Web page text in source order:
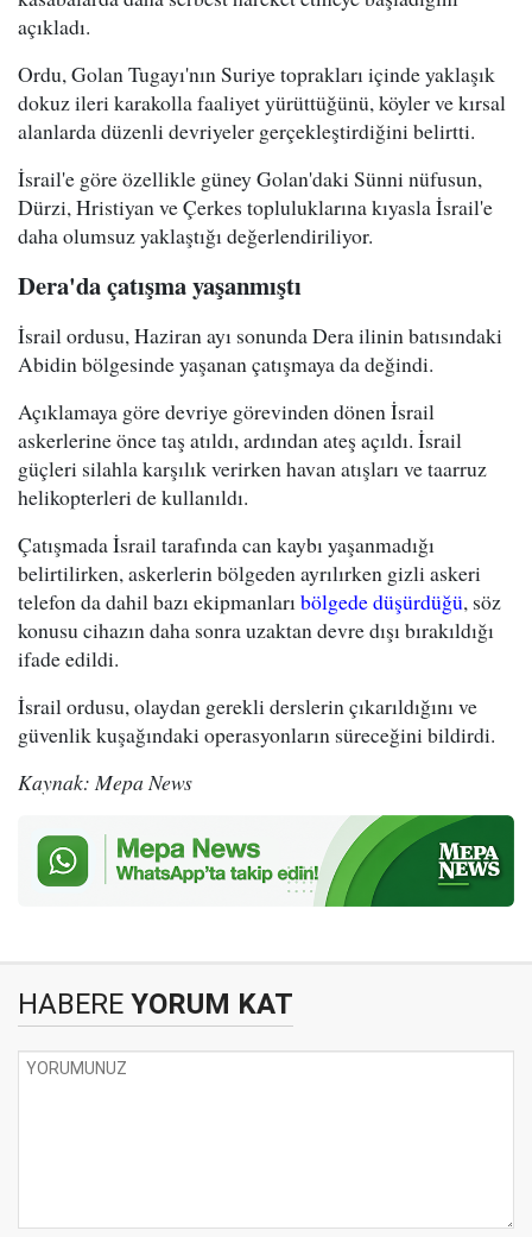
açıkladı.
Ordu, Golan Tugayı'nın Suriye toprakları içinde yaklaşık
dokuz ileri karakolla faaliyet yürüttüğünü, köyler ve kırsal
alanlarda düzenli devriyeler gerçekleştirdiğini belirtti.
İsrail'e göre özellikle güney Golan'daki Sünni nüfusun,
Dürzi, Hristiyan ve Çerkes topluluklarına kıyasla İsrail'e
daha olumsuz yaklaştığı değerlendiriliyor.
Dera'da çatışma yaşanmıştı
İsrail ordusu, Haziran ayı sonunda Dera ilinin batısındaki
Abidin bölgesinde yaşanan çatışmaya da değindi.
Açıklamaya göre devriye görevinden dönen İsrail
askerlerine önce taş atıldı, ardından ateş açıldı. İsrail
güçleri silahla karşılık verirken havan atışları ve taarruz
helikopterleri de kullanıldı.
Çatışmada İsrail tarafında can kaybı yaşanmadığı
belirtilirken, askerlerin bölgeden ayrılırken gizli askeri
telefon da dahil bazı ekipmanları bölgede düşürdüğü, söz
konusu cihazın daha sonra uzaktan devre dışı bırakıldığı
ifade edildi.
İsrail ordusu, olaydan gerekli derslerin çıkarıldığını ve
güvenlik kuşağındaki operasyonların süreceğini bildirdi.
Kaynak: Mepa News
HABERE YORUM KAT